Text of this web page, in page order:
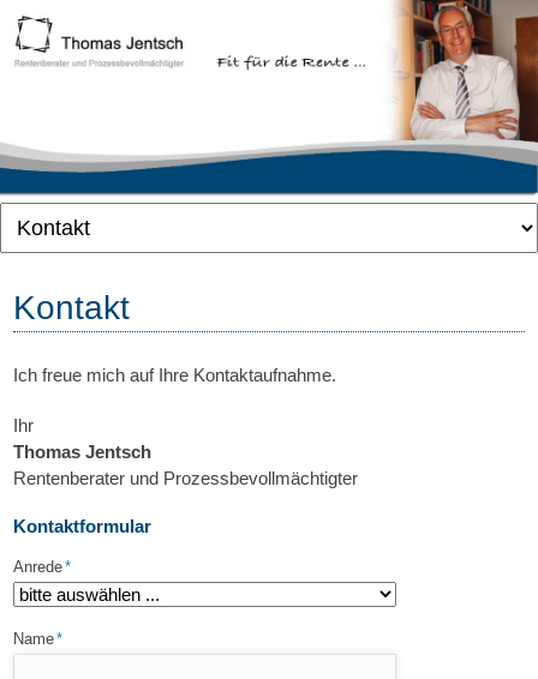
überspringen
Kontakt
Ich freue mich auf Ihre Kontaktaufnahme.
Ihr
Thomas Jentsch
Rentenberater und Prozessbevollmächtigter
Kontaktformular
Pflichtfeld
Anrede*
Pflichtfeld
Name*